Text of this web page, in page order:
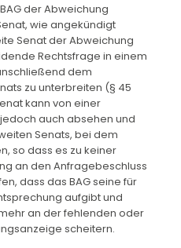
der Abweichung
wie angekündigt
Senat der Abweichung
Rechtsfrage in einem
dem
zu unterbreiten (§ 45
kann von einer
auch absehen und
Senats, bei dem
so dass es zu keiner
an den Anfragebeschluss
dass das BAG seine für
aufgibt und
an der fehlenden oder
scheitern.